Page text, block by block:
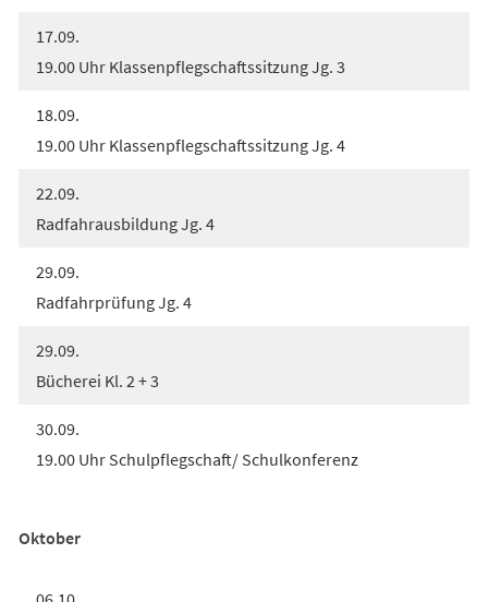
17.09.
19.00 Uhr Klassenpflegschaftssitzung Jg. 3
18.09.
19.00 Uhr Klassenpflegschaftssitzung Jg. 4
22.09.
Radfahrausbildung Jg. 4
29.09.
Radfahrprüfung Jg. 4
29.09.
Bücherei Kl. 2 + 3
30.09.
19.00 Uhr Schulpflegschaft/ Schulkonferenz
Oktober